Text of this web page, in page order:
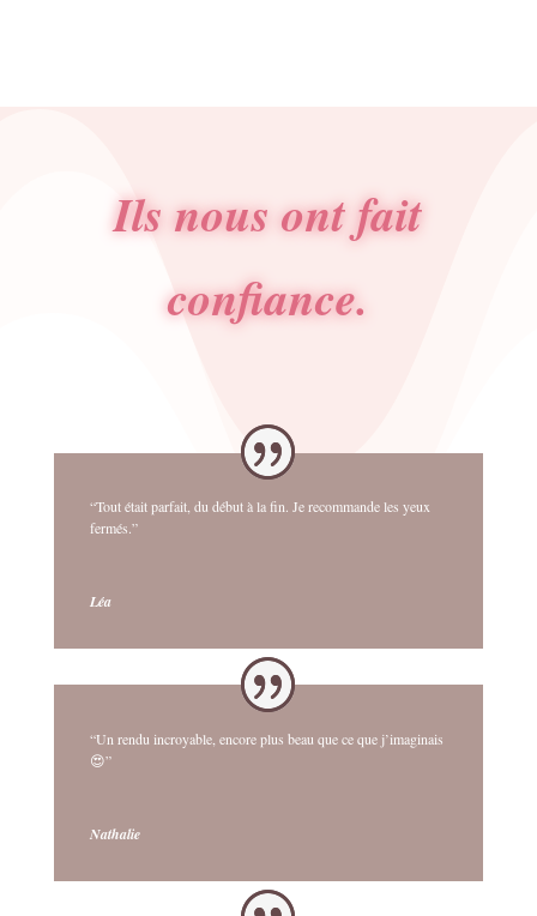
Ils nous ont fait
confiance.
“Tout était parfait, du début à la fin. Je recommande les yeux
fermés.”
Léa
“Un rendu incroyable, encore plus beau que ce que j’imaginais
😍”
Nathalie